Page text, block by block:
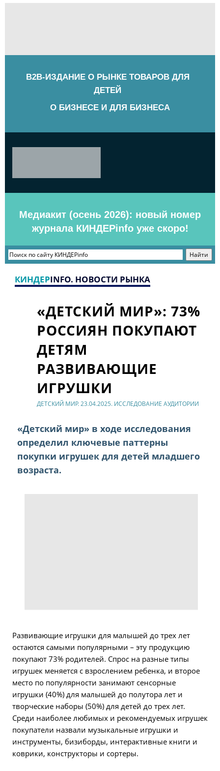
B2B-ИЗДАНИЕ О РЫНКЕ ТОВАРОВ ДЛЯ
ДЕТЕЙ
О БИЗНЕСЕ И ДЛЯ БИЗНЕСА
Медиакит (осень 2026): новый номер
журнала КИНДЕРinfo уже скоро!
КИНДЕРINFO. НОВОСТИ РЫНКА
«ДЕТСКИЙ МИР»: 73%
РОССИЯН ПОКУПАЮТ
ДЕТЯМ
РАЗВИВАЮЩИЕ
ИГРУШКИ
ДЕТСКИЙ МИР. 23.04.2025. ИССЛЕДОВАНИЕ АУДИТОРИИ
«Детский мир» в ходе исследования
определил ключевые паттерны
покупки игрушек для детей младшего
возраста.
Развивающие игрушки для малышей до трех лет
остаются самыми популярными – эту продукцию
покупают 73% родителей. Спрос на разные типы
игрушек меняется с взрослением ребенка, и второе
место по популярности занимают сенсорные
игрушки (40%) для малышей до полутора лет и
творческие наборы (50%) для детей до трех лет.
Среди наиболее любимых и рекомендуемых игрушек
покупатели назвали музыкальные игрушки и
инструменты, бизиборды, интерактивные книги и
коврики, конструкторы и сортеры.